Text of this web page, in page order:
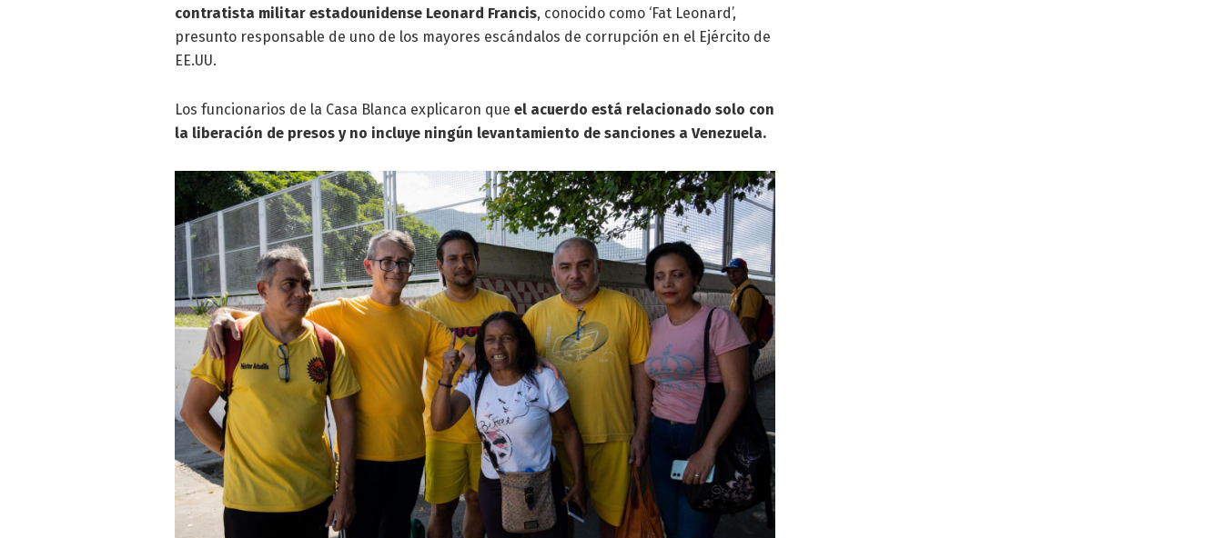
contratista militar estadounidense Leonard Francis, conocido como ‘Fat Leonard’,
presunto responsable de uno de los mayores escándalos de corrupción en el Ejército de
EE.UU.
Los funcionarios de la Casa Blanca explicaron que el acuerdo está relacionado solo con
la liberación de presos y no incluye ningún levantamiento de sanciones a Venezuela.